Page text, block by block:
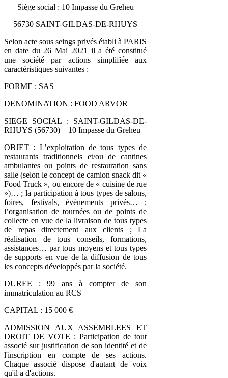
Siège social : 10 Impasse du Greheu
56730 SAINT-GILDAS-DE-RHUYS
Selon acte sous seings privés établi à PARIS
en date du 26 Mai 2021 il a été constitué
une société par actions simplifiée aux
caractéristiques suivantes :
FORME : SAS
DENOMINATION : FOOD ARVOR
SIEGE SOCIAL : SAINT-GILDAS-DE-
RHUYS (56730) – 10 Impasse du Greheu
OBJET : L’exploitation de tous types de
restaurants traditionnels et/ou de cantines
ambulantes ou points de restauration sans
salle (selon le concept de camion snack dit «
Food Truck », ou encore de « cuisine de rue
»)… ; la participation à tous types de salons,
foires, festivals, évènements privés… ;
l’organisation de tournées ou de points de
collecte en vue de la livraison de tous types
de repas directement aux clients ; La
réalisation de tous conseils, formations,
assistances… par tous moyens et tous types
de supports en vue de la diffusion de tous
les concepts développés par la société.
DUREE : 99 ans à compter de son
immatriculation au RCS
CAPITAL : 15 000 €
ADMISSION AUX ASSEMBLEES ET
DROIT DE VOTE : Participation de tout
associé sur justification de son identité et de
l'inscription en compte de ses actions.
Chaque associé dispose d'autant de voix
qu'il a d'actions.